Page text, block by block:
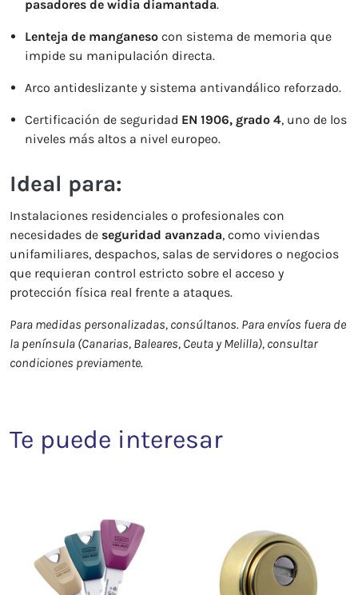
pasadores de widia diamantada.
Lenteja de manganeso con sistema de memoria que
impide su manipulación directa.
Arco antideslizante y sistema antivandálico reforzado.
Certificación de seguridad EN 1906, grado 4, uno de los
niveles más altos a nivel europeo.
Ideal para:
Instalaciones residenciales o profesionales con
necesidades de seguridad avanzada, como viviendas
unifamiliares, despachos, salas de servidores o negocios
que requieran control estricto sobre el acceso y
protección física real frente a ataques.
Para medidas personalizadas, consúltanos. Para envíos fuera de
la península (Canarias, Baleares, Ceuta y Melilla), consultar
condiciones previamente.
Te puede interesar